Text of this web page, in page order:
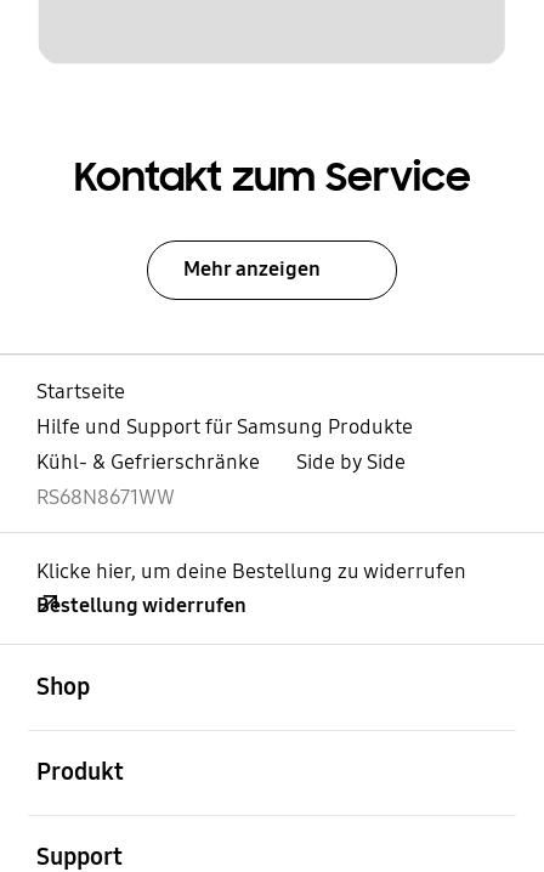
Kontakt zum Service
Mehr anzeigen
Startseite
Hilfe und Support für Samsung Produkte
Kühl- & Gefrierschränke
Side by Side
RS68N8671WW
Klicke hier, um deine Bestellung zu widerrufen
Bestellung widerrufen
Shop
Produkt
Support